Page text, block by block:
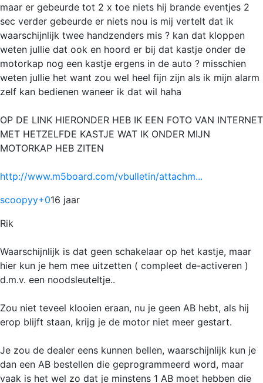
maar er gebeurde tot 2 x toe niets hij brande eventjes 2
sec verder gebeurde er niets nou is mij vertelt dat ik
waarschijnlijk twee handzenders mis ? kan dat kloppen
weten jullie dat ook en hoord er bij dat kastje onder de
motorkap nog een kastje ergens in de auto ? misschien
weten jullie het want zou wel heel fijn zijn als ik mijn alarm
zelf kan bedienen waneer ik dat wil haha
OP DE LINK HIERONDER HEB IK EEN FOTO VAN INTERNET
MET HETZELFDE KASTJE WAT IK ONDER MIJN
MOTORKAP HEB ZITEN
http://www.m5board.com/vbulletin/attachm...
scoopyy+016 jaar
Rik
Waarschijnlijk is dat geen schakelaar op het kastje, maar
hier kun je hem mee uitzetten ( compleet de-activeren )
d.m.v. een noodsleuteltje..
Zou niet teveel klooien eraan, nu je geen AB hebt, als hij
erop blijft staan, krijg je de motor niet meer gestart.
Je zou de dealer eens kunnen bellen, waarschijnlijk kun je
dan een AB bestellen die geprogrammeerd word, maar
vaak is het wel zo dat je minstens 1 AB moet hebben die